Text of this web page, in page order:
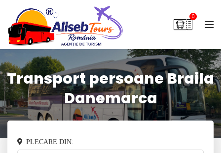
0
Transport persoane Braila
Danemarca
PLECARE DIN: